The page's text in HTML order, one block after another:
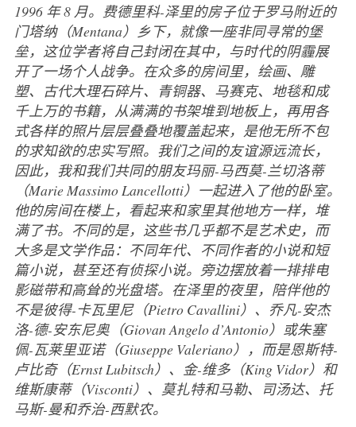
1996 年 8 月。费德里科-泽里的房子位于罗马附近的
门塔纳（Mentana）乡下，就像一座非同寻常的堡
垒，这位学者将自己封闭在其中，与时代的阴霾展
开了一场个人战争。在众多的房间里，绘画、雕
塑、古代大理石碎片、青铜器、马赛克、地毯和成
千上万的书籍，从满满的书架堆到地板上，再用各
式各样的照片层层叠叠地覆盖起来，是他无所不包
的求知欲的忠实写照。我们之间的友谊源远流长，
因此，我和我们共同的朋友玛丽-马西莫-兰切洛蒂
（Marie Massimo Lancellotti）一起进入了他的卧室。
他的房间在楼上，看起来和家里其他地方一样，堆
满了书。不同的是，这些书几乎都不是艺术史，而
大多是文学作品：不同年代、不同作者的小说和短
篇小说，甚至还有侦探小说。旁边摆放着一排排电
影磁带和高耸的光盘塔。在泽里的夜里，陪伴他的
不是彼得-卡瓦里尼（Pietro Cavallini）、乔凡-安杰
洛-德-安东尼奥（Giovan Angelo d’Antonio）或朱塞
佩-瓦莱里亚诺（Giuseppe Valeriano），而是恩斯特-
卢比奇（Ernst Lubitsch）、金-维多（King Vidor）和
维斯康蒂（Visconti）、莫扎特和马勒、司汤达、托
马斯-曼和乔治-西默农。